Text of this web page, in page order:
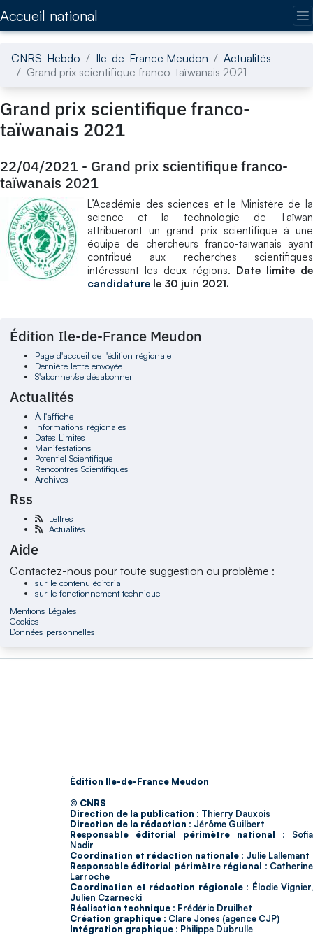
Accueil national
CNRS-Hebdo Ile-de-France Meudon
Actualités
Grand prix scientifique franco-taïwanais 2021
Grand prix scientifique franco-
taïwanais 2021
22/04/2021 - Grand prix scientifique franco-
taïwanais 2021
L’Académie des sciences et le Ministère de la
science et la technologie de Taïwan
attribueront un grand prix scientifique à une
équipe de chercheurs franco-taïwanais ayant
contribué aux recherches scientifiques
intéressant les deux régions. Date limite de
candidature le 30 juin 2021.
Édition Ile-de-France Meudon
Page d'accueil de l'édition régionale
Dernière lettre envoyée
S'abonner/se désabonner
Actualités
À l'affiche
Informations régionales
Dates Limites
Manifestations
Potentiel Scientifique
Rencontres Scientifiques
Archives
Rss
Lettres
Actualités
Aide
Contactez-nous pour toute suggestion ou problème :
sur le contenu éditorial
sur le fonctionnement technique
Mentions Légales
Cookies
Données personnelles
Édition Ile-de-France Meudon
© CNRS
Direction de la publication : Thierry Dauxois
Direction de la rédaction : Jérôme Guilbert
Responsable éditorial périmètre national : Sofia
Nadir
Coordination et rédaction nationale : Julie Lallemant
Responsable éditorial périmètre régional : Catherine
Larroche
Coordination et rédaction régionale : Élodie Vignier,
Julien Czarnecki
Réalisation technique : Frédéric Druilhet
Création graphique : Clare Jones (agence CJP)
Intégration graphique : Philippe Dubrulle